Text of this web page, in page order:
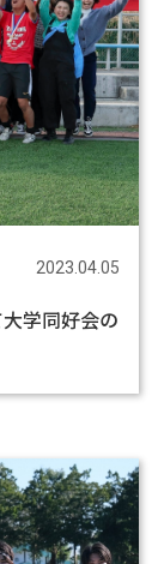
2023.04.05
学同好会の